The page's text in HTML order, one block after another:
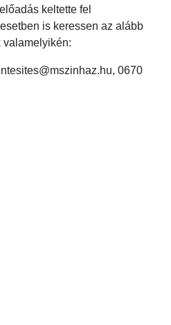
keltette fel
is keressen az alább
valamelyikén:
0670